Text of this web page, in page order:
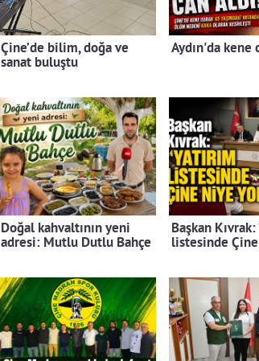
Çine’de bilim, doğa ve
sanat buluştu
Aydın'da kene
Doğal kahvaltının yeni
adresi: Mutlu Dutlu Bahçe
Başkan Kıvrak:
listesinde